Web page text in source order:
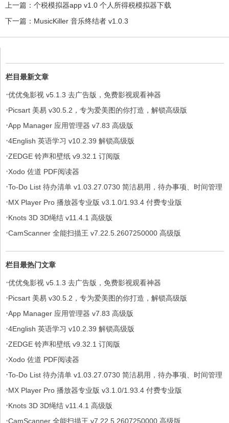
上一篇： 个税模拟器app v1.0 个人所得税模拟器下载
下一篇： MusicKiller 音乐终结者 v1.0.3
栏目最新文章
·优优兔影视 v5.1.3 去广告版，免费影视观看神器
·Picsart 美易 v30.5.2，专为爱美图的你打造，解锁高级版
·App Manager 应用管理器 v7.83 高级版
·4English 英语学习 v10.2.39 解锁高级版
·ZEDGE 铃声和壁纸 v9.32.1 订阅版
·Xodo 佐道 PDF阅读器
·To-Do List 待办清单 v1.03.27.0730 简洁易用，待办事项、时间管理
软件，解锁专业版
·MX Player Pro 播放器专业版 v3.1.0/1.93.4 付费专业版
·Knots 3D 3D绳结 v11.4.1 高级版
·CamScanner 全能扫描王 v7.22.5.2607250000 高级版
栏目最热门文章
·优优兔影视 v5.1.3 去广告版，免费影视观看神器
·Picsart 美易 v30.5.2，专为爱美图的你打造，解锁高级版
·App Manager 应用管理器 v7.83 高级版
·4English 英语学习 v10.2.39 解锁高级版
·ZEDGE 铃声和壁纸 v9.32.1 订阅版
·Xodo 佐道 PDF阅读器
·To-Do List 待办清单 v1.03.27.0730 简洁易用，待办事项、时间管理
软件，解锁专业版
·MX Player Pro 播放器专业版 v3.1.0/1.93.4 付费专业版
·Knots 3D 3D绳结 v11.4.1 高级版
·CamScanner 全能扫描王 v7.22.5.2607250000 高级版